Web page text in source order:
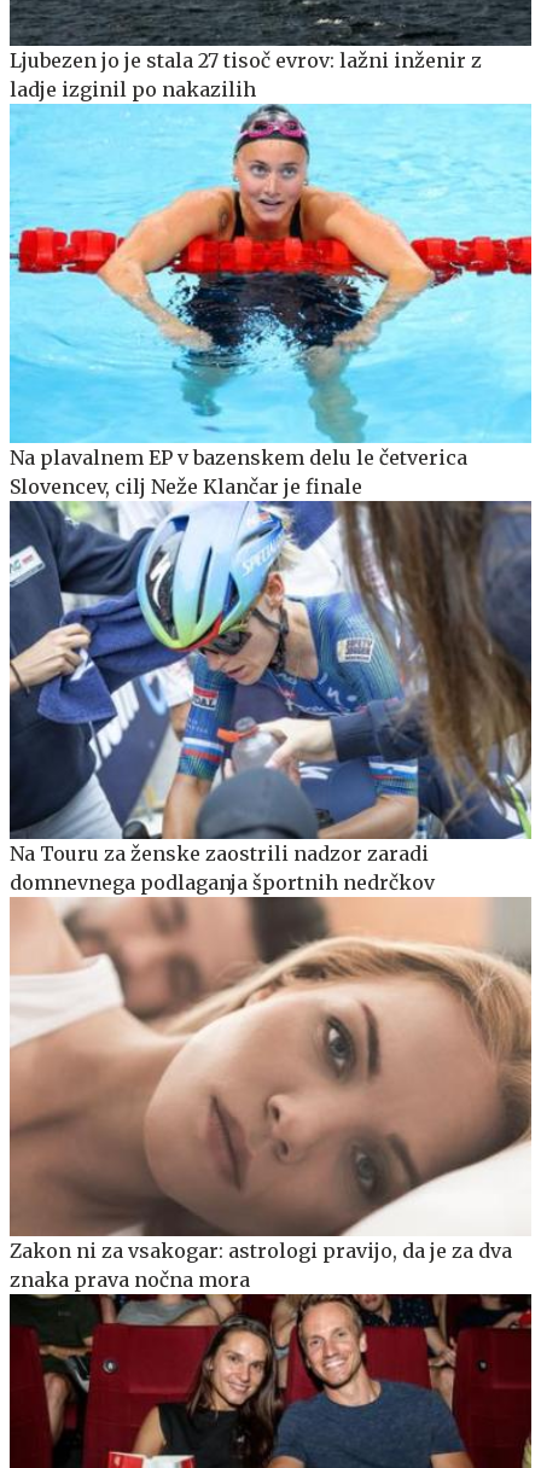
Ljubezen jo je stala 27 tisoč evrov: lažni inženir z
ladje izginil po nakazilih
Na plavalnem EP v bazenskem delu le četverica
Slovencev, cilj Neže Klančar je finale
Na Touru za ženske zaostrili nadzor zaradi
domnevnega podlaganja športnih nedrčkov
Zakon ni za vsakogar: astrologi pravijo, da je za dva
znaka prava nočna mora